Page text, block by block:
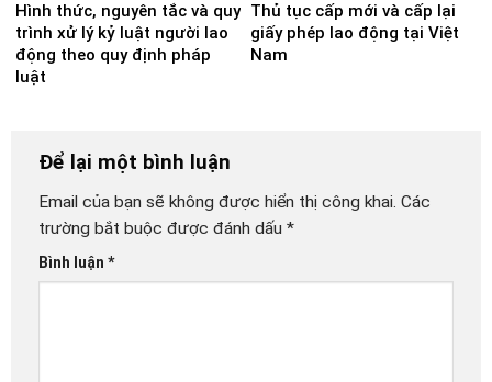
Hình thức, nguyên tắc và quy
trình xử lý kỷ luật người lao
động theo quy định pháp
luật
Thủ tục cấp mới và cấp lại
giấy phép lao động tại Việt
Nam
Để lại một bình luận
Email của bạn sẽ không được hiển thị công khai. Các
trường bắt buộc được đánh dấu *
Bình luận *